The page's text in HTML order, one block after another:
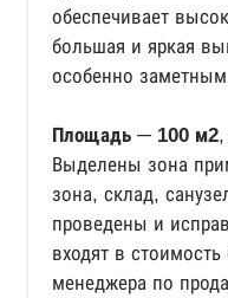
обеспечивает
большая и яркая
особенно
Площадь ─ 100 м2
Выделены зона
зона, склад,
проведены и
входят в стоимость
менеджера по